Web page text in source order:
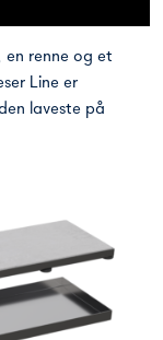
en renne og et
Line er
laveste på